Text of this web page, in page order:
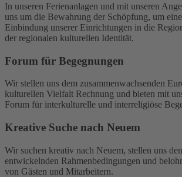
In unseren Ferienanlagen und mit unseren
uns um die Bewahrung der Schöpfung, um
Einbindung unserer Einrichtungen in die
der regionalen kulturellen Identität.
Forum für Begegnungen
Wir stellen uns dem zusammenwachsenden
kulturellen Vielfalt Rechnung und bieten mit
Forum für interkulturelle und interreligiöse
Kreative Suche nach Neuem
Wir suchen kreativ nach Neuem, stellen uns
entwickelnden Rahmenbedingungen und
von Gästen und Mitarbeitern.